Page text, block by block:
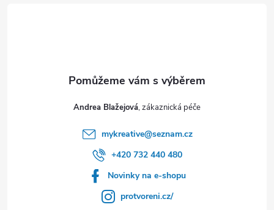
Andrea Blažejová
mykreative@seznam.cz
+420 732 440 480
Novinky na e-shopu
protvoreni.cz/